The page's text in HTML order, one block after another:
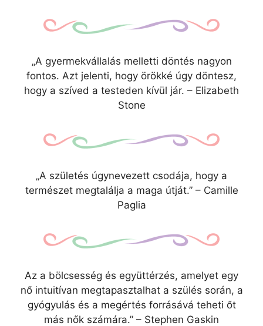
„A gyermekvállalás melletti döntés nagyon
fontos. Azt jelenti, hogy örökké úgy döntesz,
hogy a szíved a testeden kívül jár. – Elizabeth
Stone
„A születés úgynevezett csodája, hogy a
természet megtalálja a maga útját.” – Camille
Paglia
Az a bölcsesség és együttérzés, amelyet egy
nő intuitívan megtapasztalhat a szülés során, a
gyógyulás és a megértés forrásává teheti őt
más nők számára.” – Stephen Gaskin